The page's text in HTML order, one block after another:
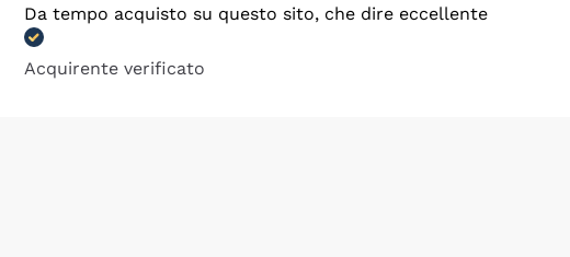
Da tempo acquisto su questo sito, che dire eccellente
Acquirente verificato